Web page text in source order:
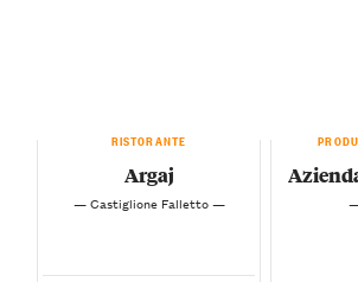
RISTORANTE
Argaj
— Castiglione Falletto —